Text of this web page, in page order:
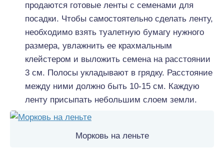
продаются готовые ленты с семенами для
посадки. Чтобы самостоятельно сделать ленту,
необходимо взять туалетную бумагу нужного
размера, увлажнить ее крахмальным
клейстером и выложить семена на расстоянии
3 см. Полосы укладывают в грядку. Расстояние
между ними должно быть 10-15 см. Каждую
ленту присыпать небольшим слоем земли.
Морковь на леньте